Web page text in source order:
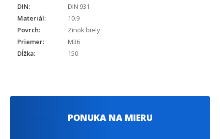
DIN:
DIN 931
Materiál:
10.9
Povrch:
Zinok biely
Priemer:
M36
Dĺžka:
150
PONUKA NA MIERU